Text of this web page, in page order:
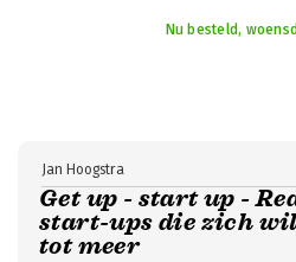
Nu besteld,
Get up - start up -
start-ups die zich
tot meer
Jan Hoogstra